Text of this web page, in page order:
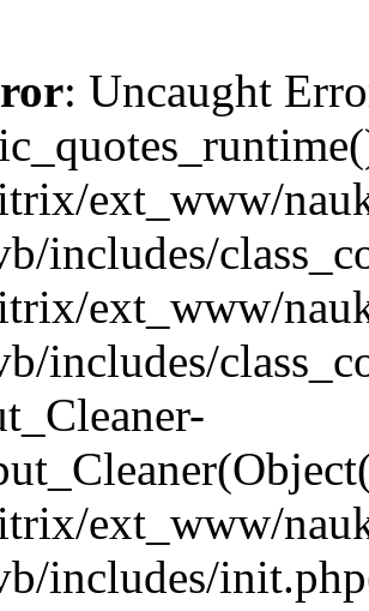
: Uncaught
ext_www/
includes/
ext_www/
includes/
ext_www/
includes/